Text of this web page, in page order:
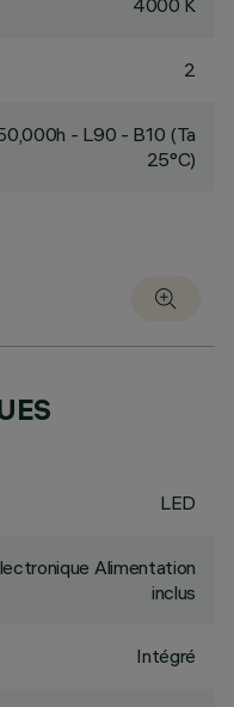
4000 K
2
- L90 - B10 (Ta
25°C)
LED
Alimentation
inclus
Intégré